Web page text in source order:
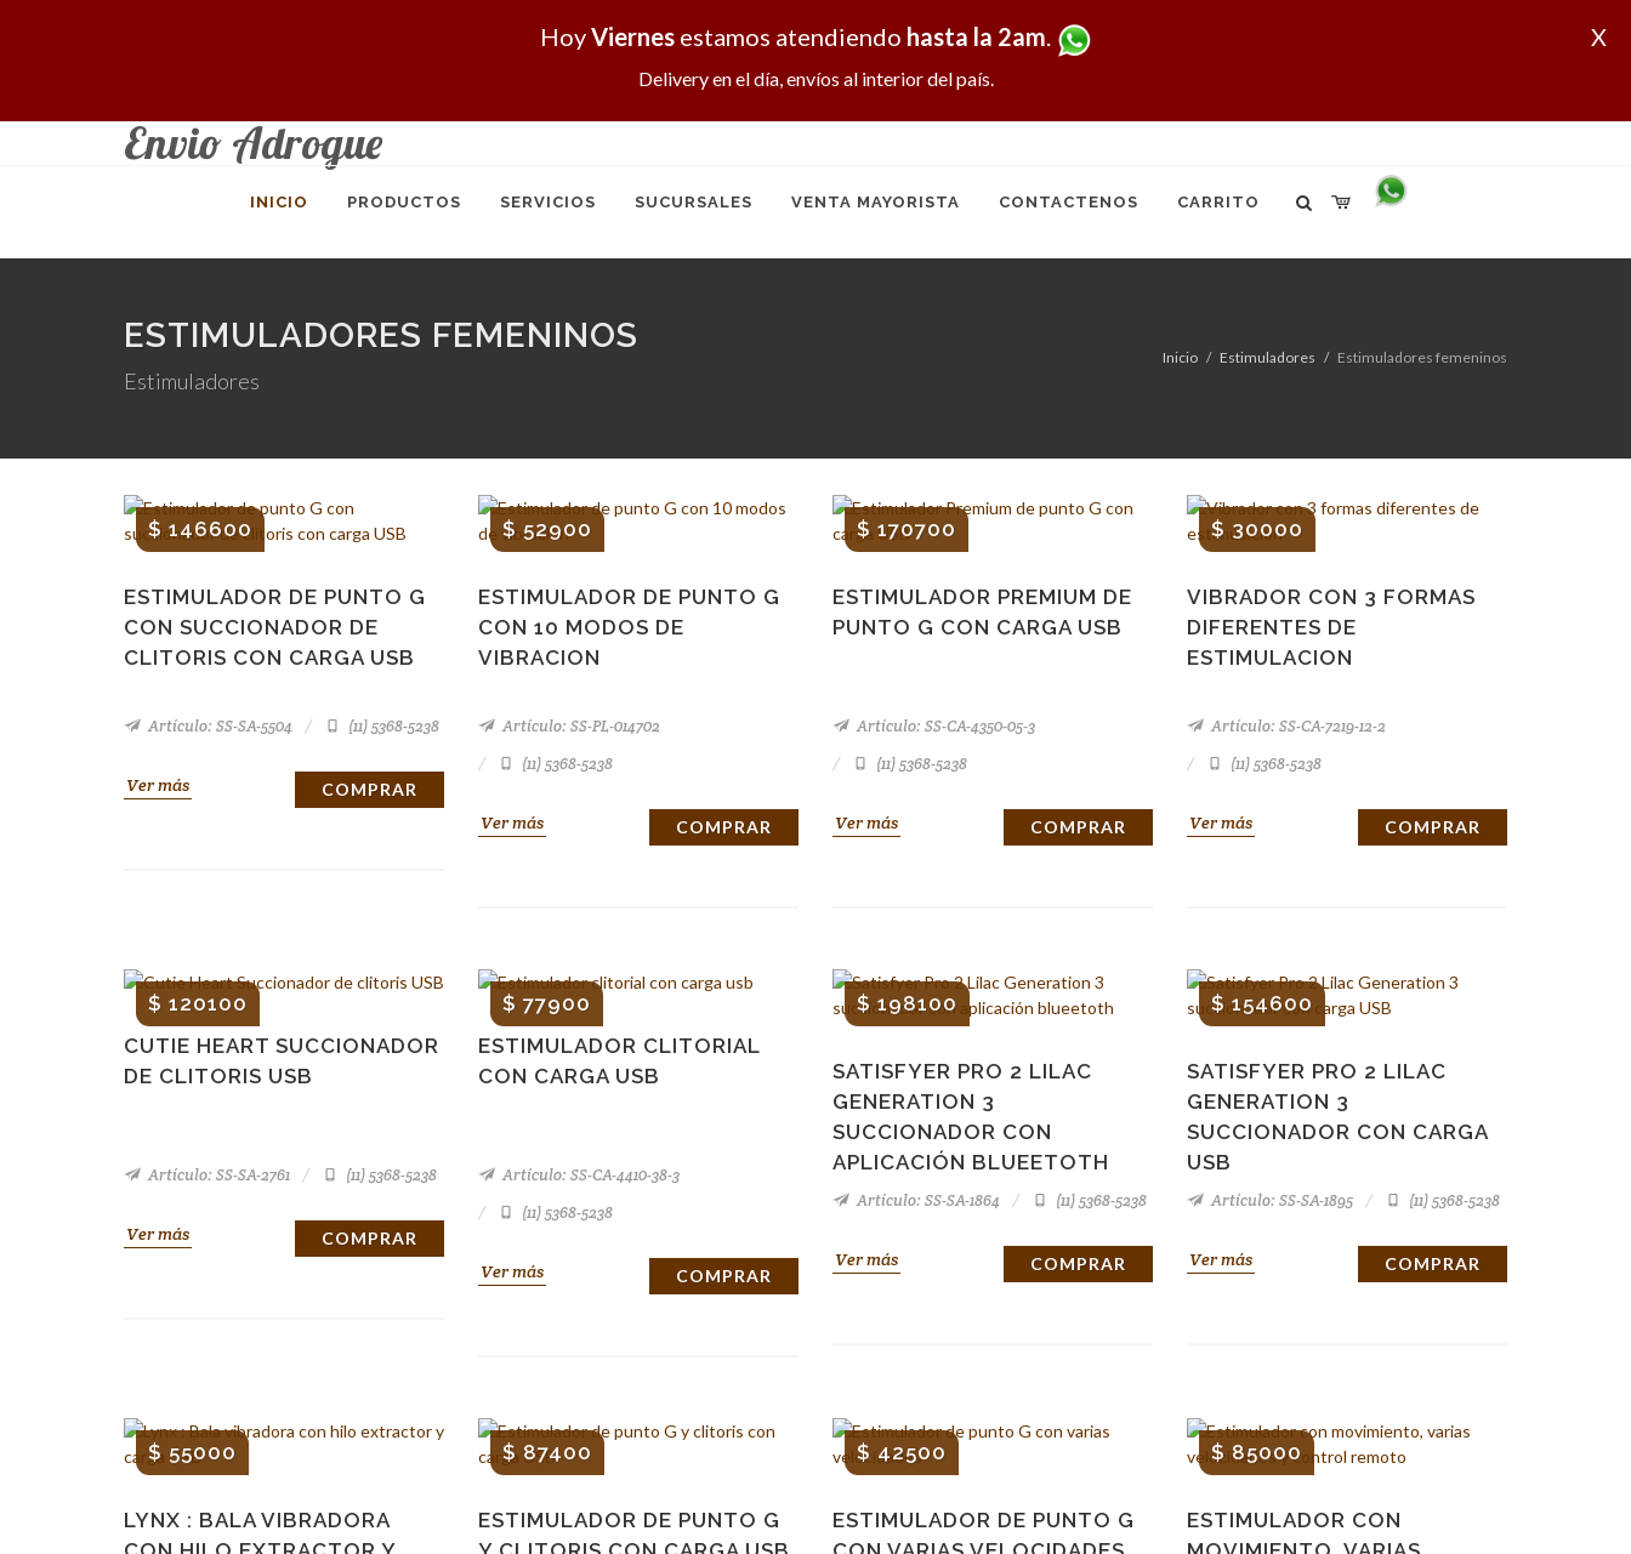
X
HoyViernesestamos atendiendo hasta la 2am.
Delivery en el día, envíos al interior del país.
Envio Adrogue
INICIO PRODUCTOS SERVICIOS SUCURSALES VENTA MAYORISTA CONTACTENOS CARRITO
ESTIMULADORES FEMENINOS
Estimuladores
Inicio Estimuladores Estimuladores femeninos
ESTIMULADOR DE PUNTO G
CON SUCCIONADOR DE
CLITORIS CON CARGA USB
$ 146600
Artículo: SS-SA-5504 (11) 5368-5238
Ver más COMPRAR
ESTIMULADOR DE PUNTO G
CON 10 MODOS DE
VIBRACION
$ 52900
Artículo: SS-PL-014702
(11) 5368-5238
Ver más COMPRAR
ESTIMULADOR PREMIUM DE
PUNTO G CON CARGA USB
$ 170700
Artículo: SS-CA-4350-05-3
(11) 5368-5238
Ver más COMPRAR
VIBRADOR CON 3 FORMAS
DIFERENTES DE
ESTIMULACION
$ 30000
Artículo: SS-CA-7219-12-2
(11) 5368-5238
Ver más COMPRAR
CUTIE HEART SUCCIONADOR
DE CLITORIS USB
$ 120100
Artículo: SS-SA-2761 (11) 5368-5238
Ver más COMPRAR
ESTIMULADOR CLITORIAL
CON CARGA USB
$ 77900
Artículo: SS-CA-4410-38-3
(11) 5368-5238
Ver más COMPRAR
SATISFYER PRO 2 LILAC
GENERATION 3
SUCCIONADOR CON
APLICACIÓN BLUEETOTH
$ 198100
Artículo: SS-SA-1864 (11) 5368-5238
Ver más COMPRAR
SATISFYER PRO 2 LILAC
GENERATION 3
SUCCIONADOR CON CARGA
USB
$ 154600
Artículo: SS-SA-1895 (11) 5368-5238
Ver más COMPRAR
LYNX : BALA VIBRADORA
$ 55000
ESTIMULADOR DE PUNTO G
$ 87400
ESTIMULADOR DE PUNTO G
$ 42500
ESTIMULADOR CON
$ 85000